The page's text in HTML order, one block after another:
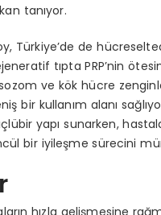
tanıyor.
Türkiye’de de
tıpta PRP’nin
ve kök hücre
bir kullanım alanı
yapı sunarken,
bir iyileşme sürecini